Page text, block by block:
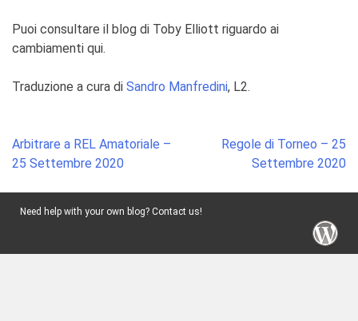
Puoi consultare il blog di Toby Elliott riguardo ai
cambiamenti qui.
Traduzione a cura di Sandro Manfredini, L2.
Post
navigation
Arbitrare a REL Amatoriale –
25 Settembre 2020
Regole di Torneo – 25
Settembre 2020
Need help with your own blog? Contact us!